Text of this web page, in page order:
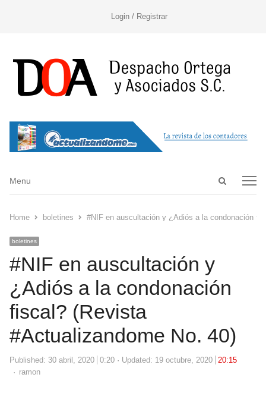
Login / Registrar
Open
Menu
Menu
Home boletines #NIF en auscultación y ¿Adiós a la condonación
boletines
#NIF en auscultación y
¿Adiós a la condonación
fiscal? (Revista
#Actualizandome No. 40)
Published: 30 abril, 2020 0:20 Updated: 19 octubre, 2020
20:15
Author
ramon